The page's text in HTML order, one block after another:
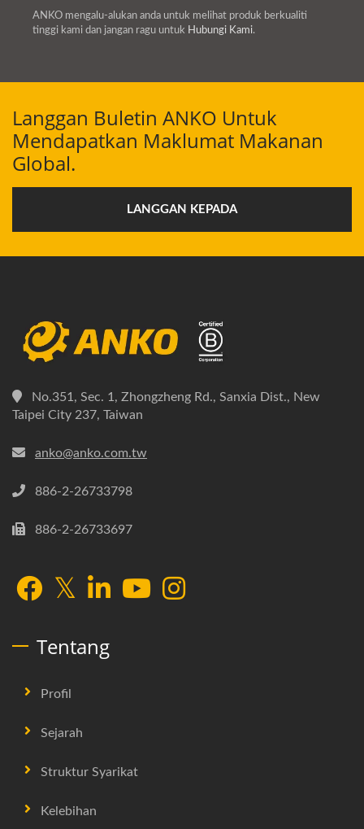
ANKO mengalu-alukan anda untuk melihat produk berkualiti
tinggi kami dan jangan ragu untuk Hubungi Kami.
Langgan Buletin ANKO Untuk
Mendapatkan Maklumat Makanan
Global.
LANGGAN KEPADA
No.351, Sec. 1, Zhongzheng Rd., Sanxia Dist., New
Taipei City 237, Taiwan
anko@anko.com.tw
886-2-26733798
886-2-26733697
Tentang
Profil
Sejarah
Struktur Syarikat
Kelebihan